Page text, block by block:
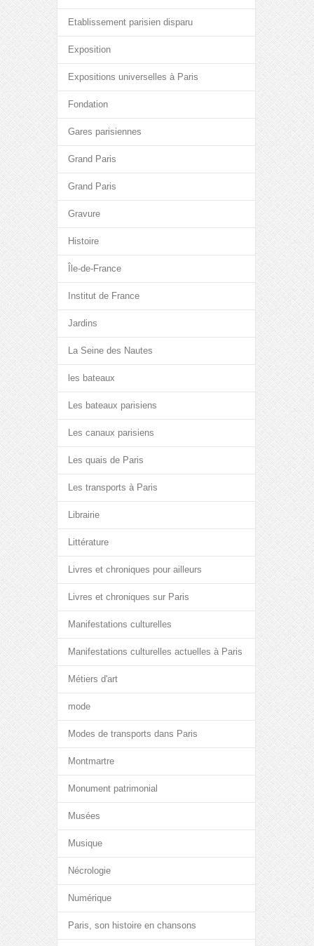
Etablissement parisien disparu
Exposition
Expositions universelles à Paris
Fondation
Gares parisiennes
Grand Paris
Grand Paris
Gravure
Histoire
Île-de-France
Institut de France
Jardins
La Seine des Nautes
les bateaux
Les bateaux parisiens
Les canaux parisiens
Les quais de Paris
Les transports à Paris
Librairie
Littérature
Livres et chroniques pour ailleurs
Livres et chroniques sur Paris
Manifestations culturelles
Manifestations culturelles actuelles à Paris
Métiers d'art
mode
Modes de transports dans Paris
Montmartre
Monument patrimonial
Musées
Musique
Nécrologie
Numérique
Paris, son histoire en chansons